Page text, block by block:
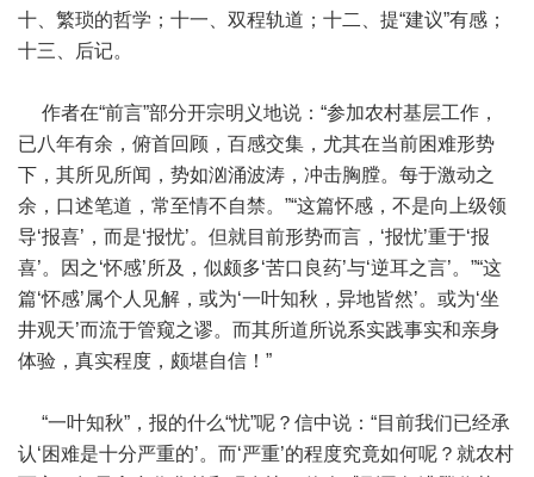
十、繁琐的哲学；十一、双程轨道；十二、提“建议”有感；
十三、后记。
作者在“前言”部分开宗明义地说：“参加农村基层工作，
已八年有余，俯首回顾，百感交集，尤其在当前困难形势
下，其所见所闻，势如汹涌波涛，冲击胸膛。每于激动之
余，口述笔道，常至情不自禁。”“这篇怀感，不是向上级领
导‘报喜’，而是‘报忧’。但就目前形势而言，‘报忧’重于‘报
喜’。因之‘怀感’所及，似颇多‘苦口良药’与‘逆耳之言’。”“这
篇‘怀感’属个人见解，或为‘一叶知秋，异地皆然’。或为‘坐
井观天’而流于管窥之谬。而其所道所说系实践事实和亲身
体验，真实程度，颇堪自信！”
“一叶知秋”，报的什么“忧”呢？信中说：“目前我们已经承
认‘困难是十分严重的’。而‘严重’的程度究竟如何呢？就农村